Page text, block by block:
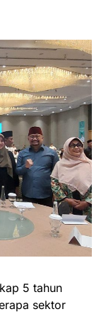
5 tahun
sektor